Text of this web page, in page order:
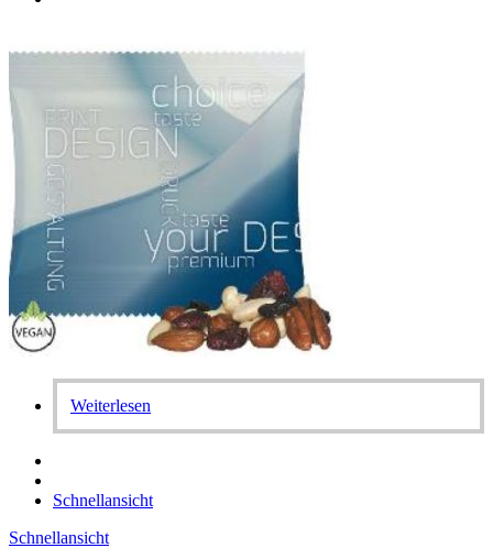
Weiterlesen
Schnellansicht
Schnellansicht